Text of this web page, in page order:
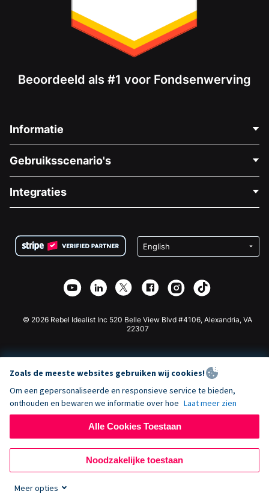
Beoordeeld als #1 voor Fondsenwerving
Informatie
Over Ons
Vacatures
Privacy
Affiliate Partnerschap
Gebruiksscenario's
Medische Fondsenwerving
Goede Doelen Fondsenwerving
Integraties
Wix Donatie Plugin
Webflow Donatie App
Joomla Donatie
© 2026 Rebel Idealist Inc 520 Belle View Blvd #4106, Alexandria, VA
22307
Zoals de meeste websites gebruiken wij cookies!
Om een gepersonaliseerde en responsieve service te bieden,
onthouden en bewaren we informatie over hoe Laat meer zien
Alle Cookies Toestaan
Noodzakelijke toestaan
Meer opties